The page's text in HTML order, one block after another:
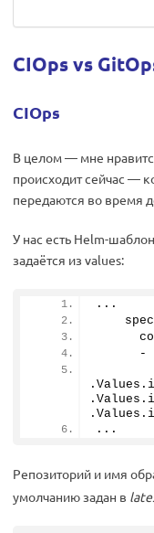
CIOps vs
CIOps
В целом — мне
происходит сейчас —
передаются во время
У нас есть Helm-
задаётся из values:
...
-
.Values.
.Values.
.Values.
...
Репозиторий и имя
умолчанию задан в